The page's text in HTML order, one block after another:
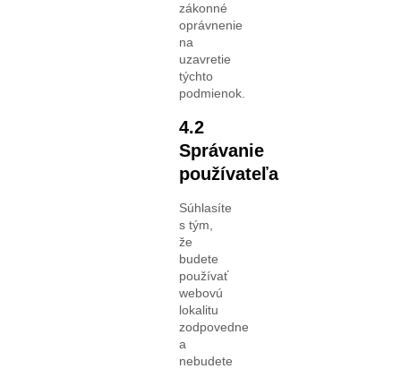
zákonné
oprávnenie
na
uzavretie
týchto
podmienok.
4.2
Správanie
používateľa
Súhlasíte
s tým,
že
budete
používať
webovú
lokalitu
zodpovedne
a
nebudete